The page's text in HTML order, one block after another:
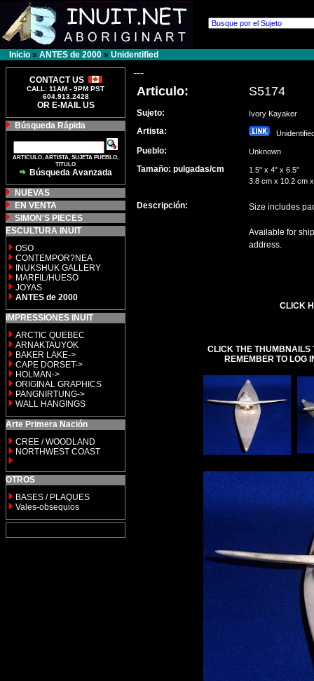
Inicio » ANTES de 2000 » Unidentified
CONTACT US
CALL: 11AM - 9PM PST
604.913.2428
OR E-MAIL US
Búsqueda Rápida
ARTICULO, ARTISTA, SUJETA PUEBLO,
TITULO
Búsqueda Avanzada
NUEVAS
EN VENTA
SIMON'S PIECES
ESCULTURA INUIT
OSO
CONTEMPOR?NEA
INUKSHUK GALLERY
MARFIL/HUESO
JOYAS
ANTES de 2000
IMPRESSIONES INUIT
ARCTIC QUEBEC
ARNAKTAUYOK
BAKER LAKE->
CAPE DORSET->
HOLMAN->
ORIGINAL GRAPHICS
PANGNIRTUNG->
WALL HANGINGS
Arte Primera Nación
CREE / WOODLAND
NORTHWEST COAST
OTROS
BASES / PLAQUES
Vales-obsequios
---
Articulo: S5174
Sujeto: Ivory Kayaker
Artista:
Pueblo: Unknown
Tamaño: pulgadas/cm
1.5" x 4" x 6.5"
3.8 cm x 10.2 cm
Descripción: Size includes
Available for
address.
CLICK
CLICK THE THUMBNAILS
REMEMBER TO LOG